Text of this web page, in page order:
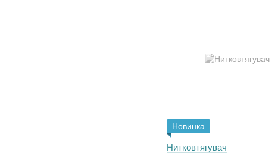
Новинка
Нитковтягувач